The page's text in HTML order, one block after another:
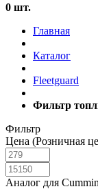
0 шт.
Главная
Каталог
Fleetguard
Фильтр
Фильтр
Цена (Розничная
Аналог для